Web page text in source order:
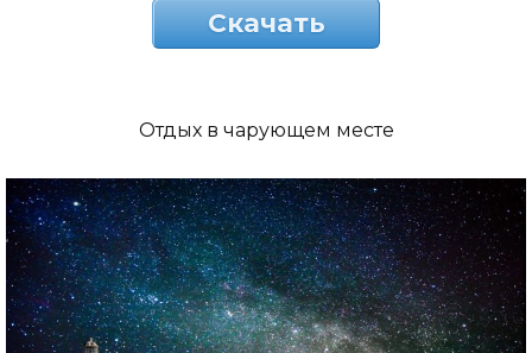
Скачать
Отдых в чарующем месте